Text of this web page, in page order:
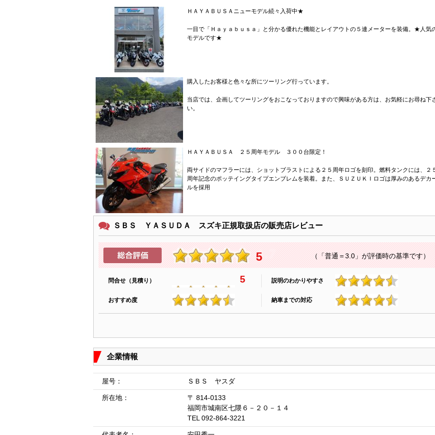
ＨＡＹＡＢＵＳＡニューモデル続々入荷中★
一目で「Ｈａｙａｂｕｓａ」と分かる優れた機能とレイアウトの５連メーターを装備。★人気
モデルです★
購入したお客様と色々な所にツーリング行っています。
当店では、企画してツーリングをおこなっておりますので興味がある方は、お気軽にお尋ね下
い。
ＨＡＹＡＢＵＳＡ ２５周年モデル ３００台限定！
両サイドのマフラーには、ショットブラストによる２５周年ロゴを刻印。燃料タンクには、２
周年記念のポッテイングタイプエンブレムを装着。また、ＳＵＺＵＫＩロゴは厚みのあるデカ
ルを採用
ＳＢＳ ＹＡＳＵＤＡ スズキ正規取扱店の販売店レビュー
5 （「普通＝3.0」が評価時の基準です）
問合せ（見積り） 5 説明のわかりやすさ
4.9
おすすめ度
4.9
納車までの対応
4.9
企業情報
屋号： ＳＢＳ ヤスダ
所在地：
〒 814-0133
福岡市城南区七隈６－２０－１４
TEL 092-864-3221